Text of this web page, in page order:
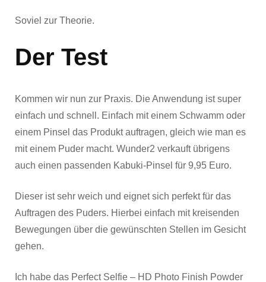
Soviel zur Theorie.
Der Test
Kommen wir nun zur Praxis. Die Anwendung ist super
einfach und schnell. Einfach mit einem Schwamm oder
einem Pinsel das Produkt auftragen, gleich wie man es
mit einem Puder macht. Wunder2 verkauft übrigens
auch einen passenden Kabuki-Pinsel für 9,95 Euro.
Dieser ist sehr weich und eignet sich perfekt für das
Auftragen des Puders. Hierbei einfach mit kreisenden
Bewegungen über die gewünschten Stellen im Gesicht
gehen.
Ich habe das Perfect Selfie – HD Photo Finish Powder